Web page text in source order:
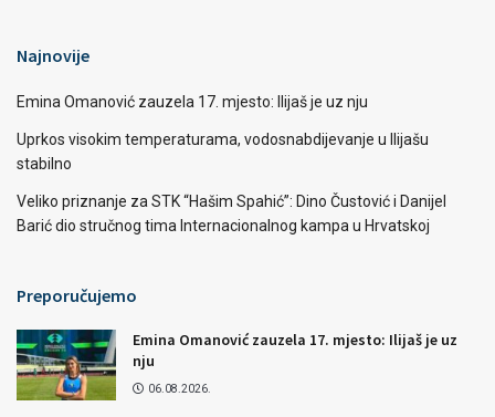
Najnovije
Emina Omanović zauzela 17. mjesto: Ilijaš je uz nju
Uprkos visokim temperaturama, vodosnabdijevanje u Ilijašu
stabilno
Veliko priznanje za STK “Hašim Spahić”: Dino Čustović i Danijel
Barić dio stručnog tima Internacionalnog kampa u Hrvatskoj
Preporučujemo
Emina Omanović zauzela 17. mjesto: Ilijaš je uz
nju
06.08.2026.